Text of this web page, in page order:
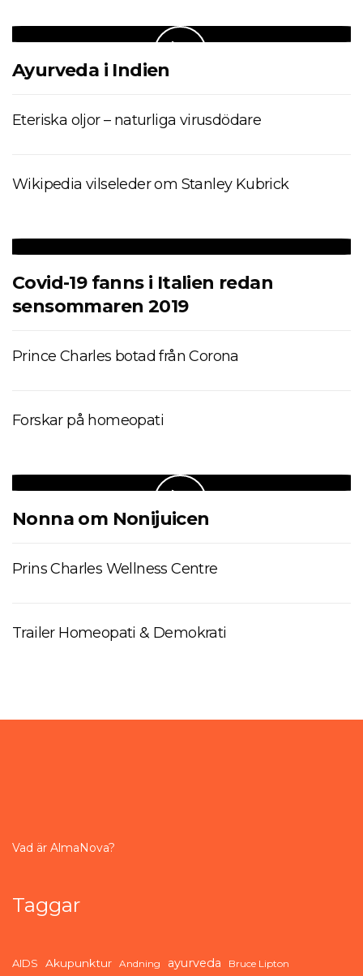
Ayurveda i Indien
Eteriska oljor – naturliga virusdödare
Wikipedia vilseleder om Stanley Kubrick
Covid-19 fanns i Italien redan
sensommaren 2019
Prince Charles botad från Corona
Forskar på homeopati
Nonna om Nonijuicen
Prins Charles Wellness Centre
Trailer Homeopati & Demokrati
Vad är AlmaNova?
Taggar
AIDS Akupunktur Andning ayurveda Bruce Lipton